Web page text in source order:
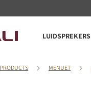
LUIDSPREKERS
PRODUCTS MENUET